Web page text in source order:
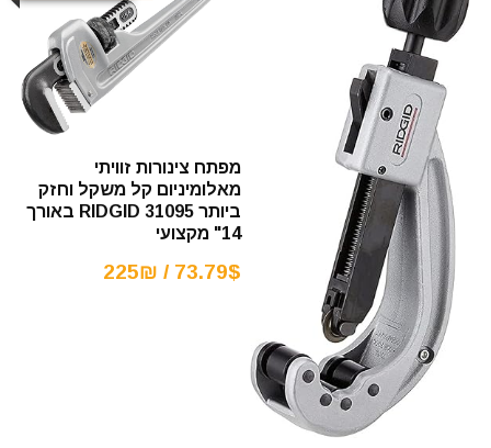
מפתח צינורות זוויתי
מאלומיניום קל משקל וחזק
ביותר RIDGID 31095 באורך
14" מקצועי
73.79$ / 225₪